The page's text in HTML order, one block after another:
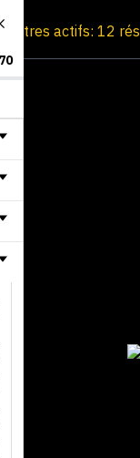
Filtres actifs: 12